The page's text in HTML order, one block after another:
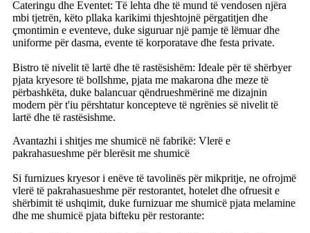
Cateringu dhe Eventet: Të lehta dhe të mund të vendosen njëra
mbi tjetrën, këto pllaka karikimi thjeshtojnë përgatitjen dhe
çmontimin e eventeve, duke siguruar një pamje të lëmuar dhe
uniforme për dasma, evente të korporatave dhe festa private.
Bistro të nivelit të lartë dhe të rastësishëm: Ideale për të shërbyer
pjata kryesore të bollshme, pjata me makarona dhe meze të
përbashkëta, duke balancuar qëndrueshmërinë me dizajnin
modern për t'iu përshtatur koncepteve të ngrënies së nivelit të
lartë dhe të rastësishme.
Avantazhi i shitjes me shumicë në fabrikë: Vlerë e
pakrahasueshme për blerësit me shumicë
Si furnizues kryesor i enëve të tavolinës për mikpritje, ne ofrojmë
vlerë të pakrahasueshme për restorantet, hotelet dhe ofruesit e
shërbimit të ushqimit, duke furnizuar me shumicë pjata melamine
dhe me shumicë pjata bifteku për restorante: